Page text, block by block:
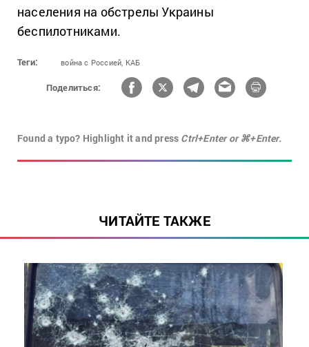
населения на обстрелы Украины
беспилотниками.
Теги: война с Россией, КАБ
Поделиться:
Found a typo? Highlight it and press Ctrl+Enter or ⌘+Enter.
ЧИТАЙТЕ ТАКЖЕ